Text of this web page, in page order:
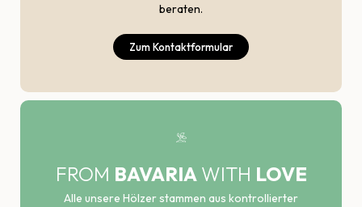
beraten.
Zum Kontaktformular
FROM BAVARIAWITH LOVE
Alle unsere Hölzer stammen aus kontrollierter